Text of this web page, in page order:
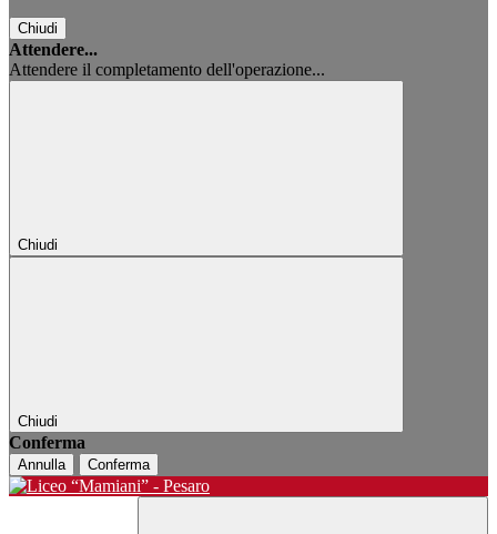
Chiudi
Attendere...
Attendere il completamento dell'operazione...
Chiudi
Chiudi
Conferma
Annulla Conferma